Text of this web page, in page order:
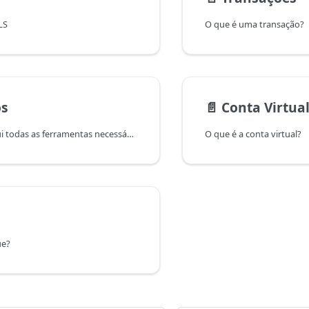
O que é uma transação?
A OpenPix possui todas as ferramentas necessárias para gerenciar os usuários dentro da sua plataforma. Aqui você pode encontrar as principais dúvidas referente ao assunto.
📄️ Conta Virtual
O que é a conta virtual?